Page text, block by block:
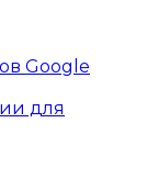
Google
для